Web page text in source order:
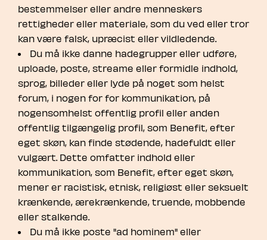
bestemmelser eller andre menneskers
rettigheder eller materiale, som du ved eller tror
kan være falsk, upræcist eller vildledende.
Du må ikke danne hadegrupper eller udføre,
uploade, poste, streame eller formidle indhold,
sprog, billeder eller lyde på noget som helst
forum, i nogen for for kommunikation, på
nogensomhelst offentlig profil eller anden
offentlig tilgængelig profil, som Benefit, efter
eget skøn, kan finde stødende, hadefuldt eller
vulgært. Dette omfatter indhold eller
kommunikation, som Benefit, efter eget skøn,
mener er racistisk, etnisk, religiøst eller seksuelt
krænkende, ærekrænkende, truende, mobbende
eller stalkende.
Du må ikke poste "ad hominem" eller